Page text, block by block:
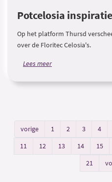
Potcelosia inspiratie
Op het platform Thursd
over de Floritec Celosia's.
Lees meer
vorige 1 2 3 4
11
12 13 14 15
21